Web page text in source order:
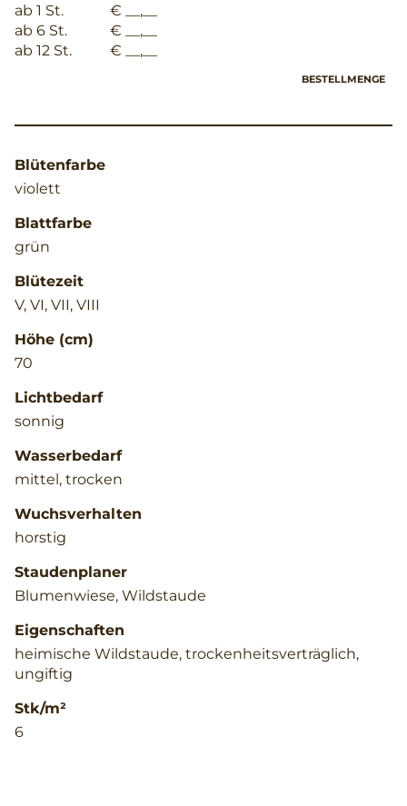
ab 1 St.
€ __,__
ab 6 St.
€ __,__
ab 12 St.
€ __,__
BESTELLMENGE
Blütenfarbe
violett
Blattfarbe
grün
Blütezeit
V, VI, VII, VIII
Höhe (cm)
70
Lichtbedarf
sonnig
Wasserbedarf
mittel, trocken
Wuchsverhalten
horstig
Staudenplaner
Blumenwiese, Wildstaude
Eigenschaften
heimische Wildstaude, trockenheitsverträglich,
ungiftig
Stk/m²
6